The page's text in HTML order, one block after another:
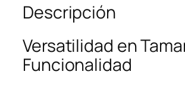
a
g
r
a
s
Descripción
Versatilidad en
Funcionalidad